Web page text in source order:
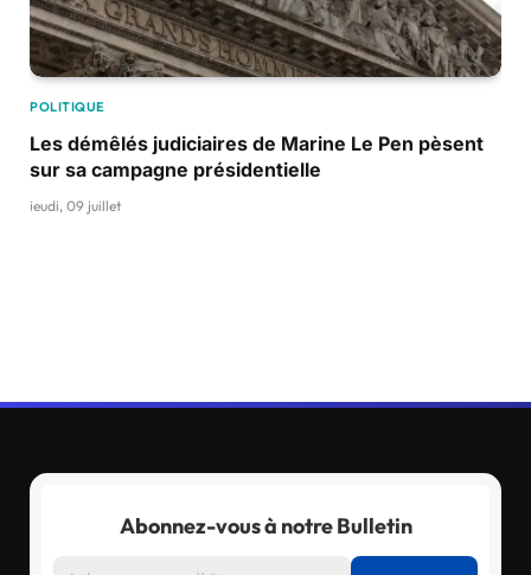
POLITIQUE
Les démêlés judiciaires de Marine Le Pen pèsent
sur sa campagne présidentielle
jeudi, 09 juillet
Abonnez-vous à notre Bulletin